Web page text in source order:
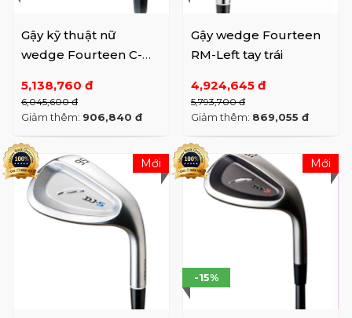
Gậy kỹ thuật nữ
wedge Fourteen C-
5,138,760 đ
6,045,600 đ
Giảm thêm: 906,840 đ
Gậy wedge Fourteen
RM-Left tay trái
4,924,645 đ
5,793,700 đ
Giảm thêm: 869,055 đ
Mới
-15%
Mới